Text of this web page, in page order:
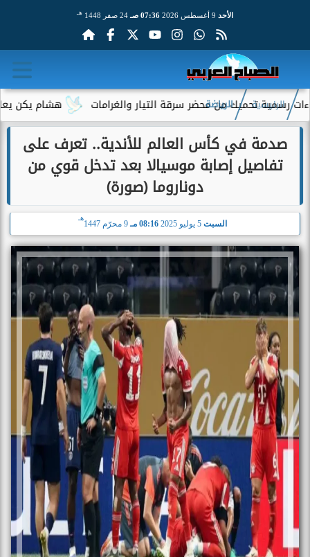
الأحد 07:36 صـ 24 صفر 1448 هـ
هشام يكن يعلق على تحميك من محضر سرقة التيار والغرامات
الرئيسية الرياضة
صدمة في كأس العالم للأندية.. تعرف على
تفاصيل إصابة موسيالا بعد تدخل قوي من
دوناروما (صورة)
السبت 5 يوليو 2025 08:16 مـ 9 محرّم 1447
هـ